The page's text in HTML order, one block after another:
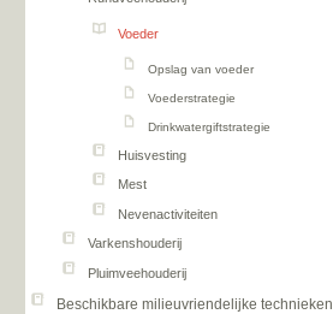
Voeder
Opslag van voeder
Voederstrategie
Drinkwatergiftstrategie
Huisvesting
Mest
Nevenactiviteiten
Varkenshouderij
Pluimveehouderij
Beschikbare milieuvriendelijke technieken